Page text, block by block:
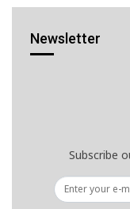
Newsletter
Subscribe